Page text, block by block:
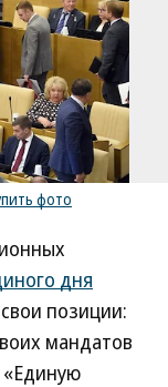
фото
дня
позиции:
мандатов
«Единую